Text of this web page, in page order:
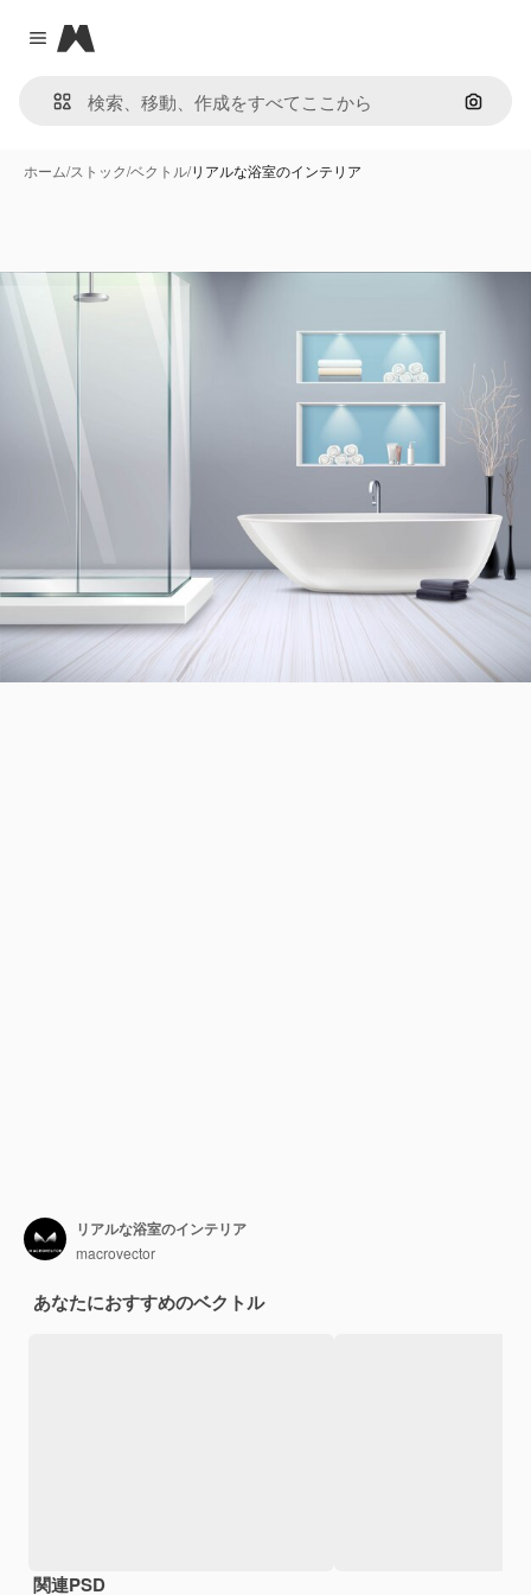
Close menu
Magnific
画像で
ホーム/ストック/ベクトル/リアルな浴室のインテリア
リアルな浴室のインテリア
macrovector
あなたにおすすめのベクトル
関連PSD